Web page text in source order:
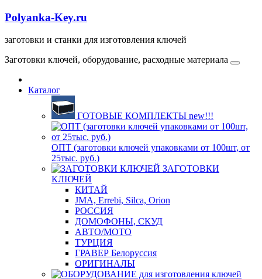
Polyanka-Key.ru
заготовки и станки для изготовления ключей
Заготовки ключей, оборудование, расходные материала
Каталог
ГОТОВЫЕ КОМПЛЕКТЫ new!!!
ОПТ (заготовки ключей упаковками от 100шт, от
25тыс. руб.)
ЗАГОТОВКИ
КЛЮЧЕЙ
КИТАЙ
JMA, Errebi, Silca, Orion
РОССИЯ
ДОМОФОНЫ, СКУД
ABTO/МОТО
ТУРЦИЯ
ГРАВЕР Белоруссия
ОРИГИНАЛЫ